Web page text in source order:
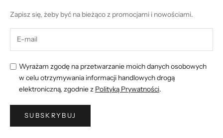
Zapisz się, żeby być na bieżąco z promocjami i nowościami.
Wyrażam zgodę na przetwarzanie moich danych osobowych
w celu otrzymywania informacji handlowych drogą
elektroniczną, zgodnie z Polityką Prywatności.
SUBSKRYBUJ